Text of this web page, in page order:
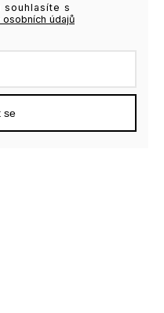
souhlasíte s
údajů
se